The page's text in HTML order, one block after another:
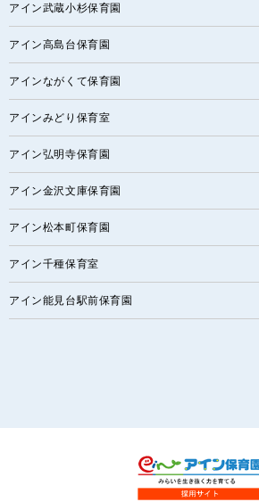
アイン武蔵小杉保育園
アイン高島台保育園
アインながくて保育園
アインみどり保育室
アイン弘明寺保育園
アイン金沢文庫保育園
アイン松本町保育園
アイン千種保育室
アイン能見台駅前保育園